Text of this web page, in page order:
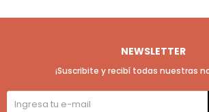
NEWSLETTER
¡Suscribite y recibí todas nuestras